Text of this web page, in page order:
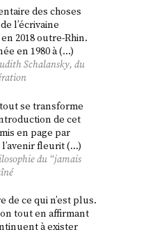
des choses
l’écrivaine
2018 outre-Rhin.
en 1980 à (…)
Schalansky, du
tout se transforme
de cet
en page par
fleurit (…)
du “jamais
de ce qui n’est plus.
tout en affirmant
à exister